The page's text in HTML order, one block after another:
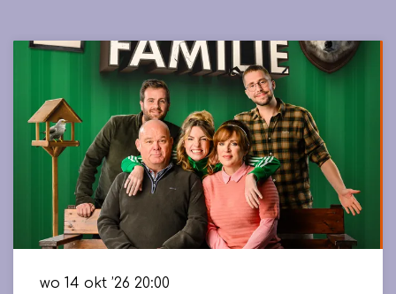
wo 14 okt ’26 20:00